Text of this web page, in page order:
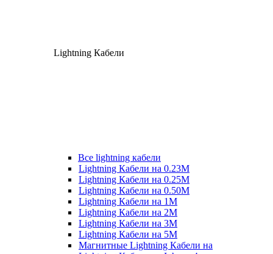
Lightning Кабели
Все lightning кабели
Lightning Кабели на 0.23М
Lightning Кабели на 0.25М
Lightning Кабели на 0.50М
Lightning Кабели на 1М
Lightning Кабели на 2М
Lightning Кабели на 3М
Lightning Кабели на 5М
Магнитные Lightning Кабели на